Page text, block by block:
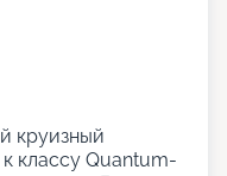
круизный
классу Quantum-